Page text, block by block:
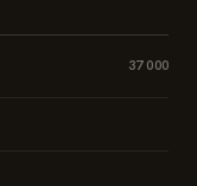
37 000